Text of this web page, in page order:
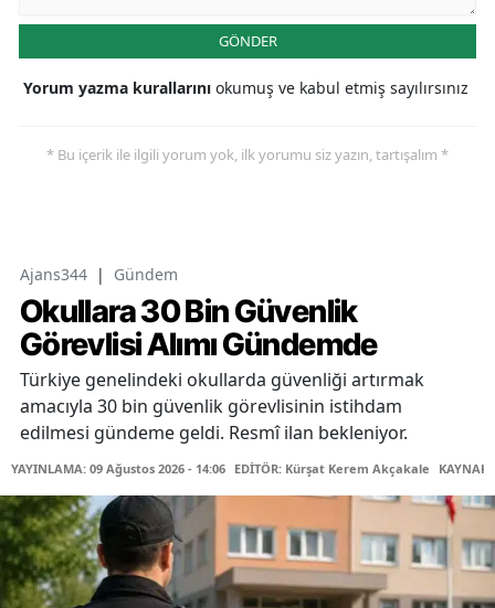
GÖNDER
Yorum yazma kurallarını okumuş ve kabul etmiş sayılırsınız
* Bu içerik ile ilgili yorum yok, ilk yorumu siz yazın, tartışalım *
Ajans344 | Gündem
Okullara 30 Bin Güvenlik
Görevlisi Alımı Gündemde
Türkiye genelindeki okullarda güvenliği artırmak
amacıyla 30 bin güvenlik görevlisinin istihdam
edilmesi gündeme geldi. Resmî ilan bekleniyor.
YAYINLAMA: 09 Ağustos 2026 - 14:06 EDİTÖR: Kürşat Kerem Akçakale KAYNAK: